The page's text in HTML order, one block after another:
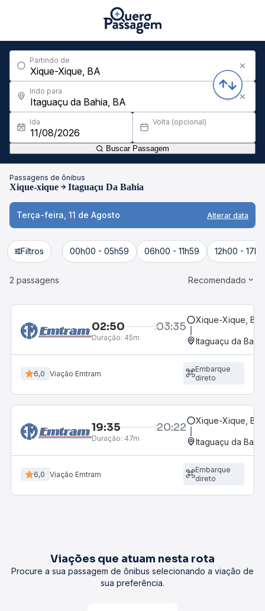
Partindo de
Indo para
Ida Volta (opcional)
Buscar Passagem
Passagens de ônibus
Xique-xique Itaguaçu Da Bahia
Terça-feira, 11 de Agosto Alterar data
Filtros 00h00 - 05h59 06h00 - 11h59 12h00 -
2 passagens Recomendado
02:50 03:35
Duração: 45m
Xique-Xique, BA
Itaguaçu da
6,0 Viação Emtram
Embarque
direto
19:35 20:22
Duração: 47m
Xique-Xique, BA
Itaguaçu da
6,0 Viação Emtram
Embarque
direto
Viações que atuam nesta rota
Procure a sua passagem de ônibus selecionando a viação de
sua preferência.